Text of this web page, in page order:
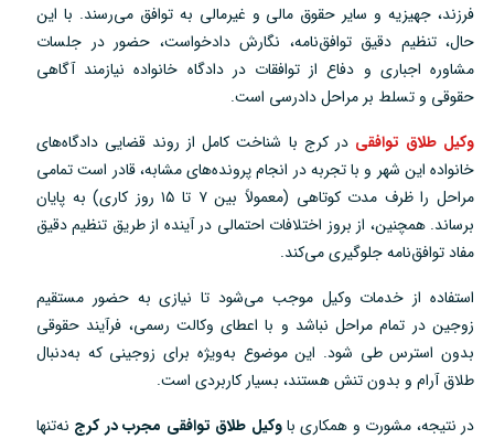
فرزند، جهیزیه و سایر حقوق مالی و غیرمالی به توافق می‌رسند. با این
حال، تنظیم دقیق توافق‌نامه، نگارش دادخواست، حضور در جلسات
مشاوره اجباری و دفاع از توافقات در دادگاه خانواده نیازمند آگاهی
حقوقی و تسلط بر مراحل دادرسی است.
وکیل طلاق توافقی در کرج با شناخت کامل از روند قضایی دادگاه‌های
خانواده این شهر و با تجربه در انجام پرونده‌های مشابه، قادر است تمامی
مراحل را ظرف مدت کوتاهی (معمولاً بین ۷ تا ۱۵ روز کاری) به پایان
برساند. همچنین، از بروز اختلافات احتمالی در آینده از طریق تنظیم دقیق
مفاد توافق‌نامه جلوگیری می‌کند.
استفاده از خدمات وکیل موجب می‌شود تا نیازی به حضور مستقیم
زوجین در تمام مراحل نباشد و با اعطای وکالت رسمی، فرآیند حقوقی
بدون استرس طی شود. این موضوع به‌ویژه برای زوجینی که به‌دنبال
طلاق آرام و بدون تنش هستند، بسیار کاربردی است.
در نتیجه، مشورت و همکاری باوکیل طلاق توافقی مجرب در کرج نه‌تنها